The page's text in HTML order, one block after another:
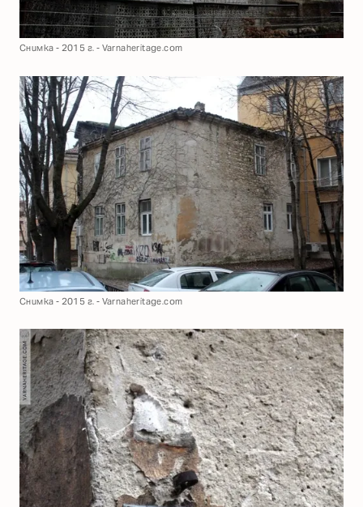
Снимка - 2015 г. - Varnaheritage.com
Снимка - 2015 г. - Varnaheritage.com